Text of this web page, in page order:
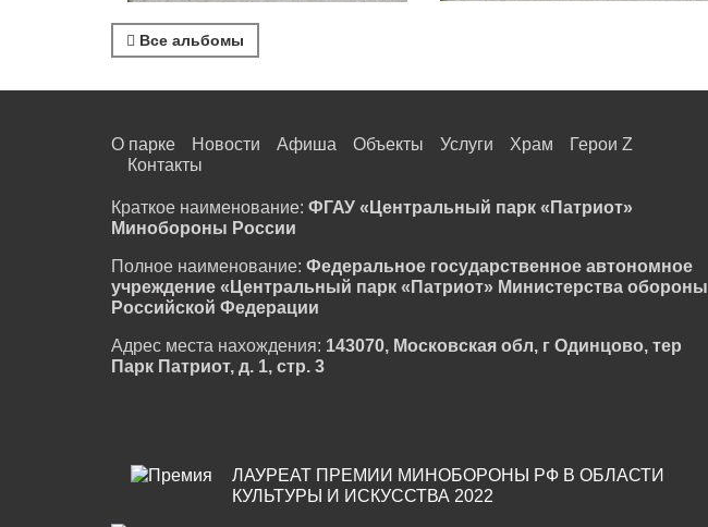
Все альбомы
О парке Новости Афиша Объекты Услуги Храм
Герои Z
Контакты
Краткое наименование: ФГАУ «Центральный парк «Патриот»
Минобороны России
Полное наименование: Федеральное государственное автономное
учреждение «Центральный парк «Патриот» Министерства обороны
Российской Федерации
Адрес места нахождения: 143070, Московская обл, г Одинцово, тер
Парк Патриот, д. 1, стр. 3
ЛАУРЕАТ ПРЕМИИ МИНОБОРОНЫ РФ В ОБЛАСТИ
КУЛЬТУРЫ И ИСКУССТВА 2022